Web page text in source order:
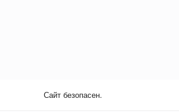
Сайт безопасен.